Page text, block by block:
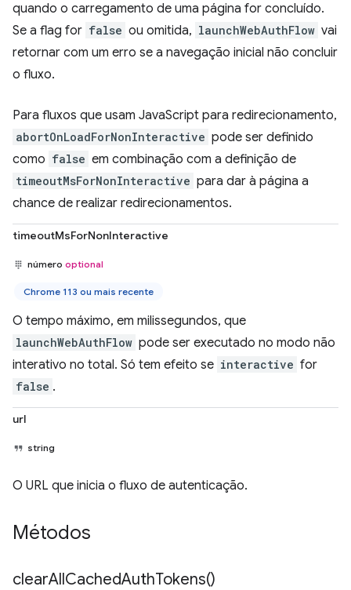
quando o carregamento de uma página for concluído.
Se a flag for false ou omitida, launchWebAuthFlow vai
retornar com um erro se a navegação inicial não concluir
o fluxo.
Para fluxos que usam JavaScript para redirecionamento,
abortOnLoadForNonInteractive pode ser definido
como false em combinação com a definição de
timeoutMsForNonInteractive para dar à página a
chance de realizar redirecionamentos.
timeoutMsForNonInteractive
número optional
Chrome 113 ou mais recente
O tempo máximo, em milissegundos, que
launchWebAuthFlow pode ser executado no modo não
interativo no total. Só tem efeito se interactive for
false .
url
string
O URL que inicia o fluxo de autenticação.
Métodos
clearAllCachedAuthTokens()